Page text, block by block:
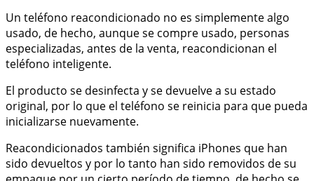
Un teléfono reacondicionado no es simplemente algo
usado, de hecho, aunque se compre usado, personas
especializadas, antes de la venta, reacondicionan el
teléfono inteligente.
El producto se desinfecta y se devuelve a su estado
original, por lo que el teléfono se reinicia para que pueda
inicializarse nuevamente.
Reacondicionados también significa iPhones que han
sido devueltos y por lo tanto han sido removidos de su